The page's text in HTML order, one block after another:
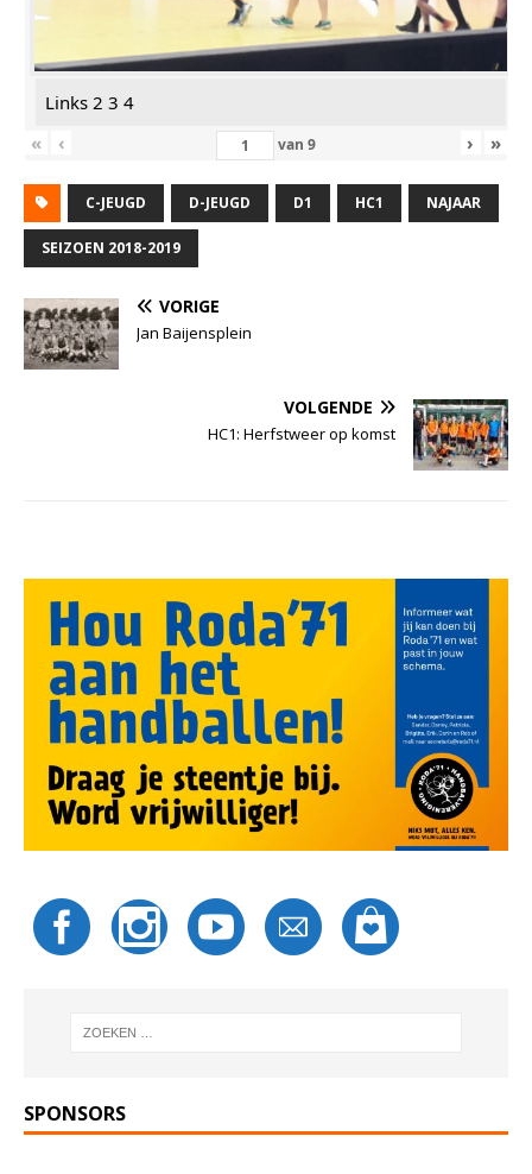
Links 2 3 4
«
‹ van 9 › »
C-JEUGD D-JEUGD D1 HC1 NAJAAR
SEIZOEN 2018-2019
VORIGE
Jan Baijensplein
VOLGENDE
HC1: Herfstweer op komst
SPONSORS